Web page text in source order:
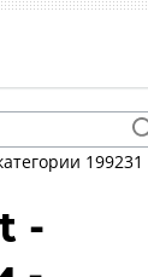
199231
-